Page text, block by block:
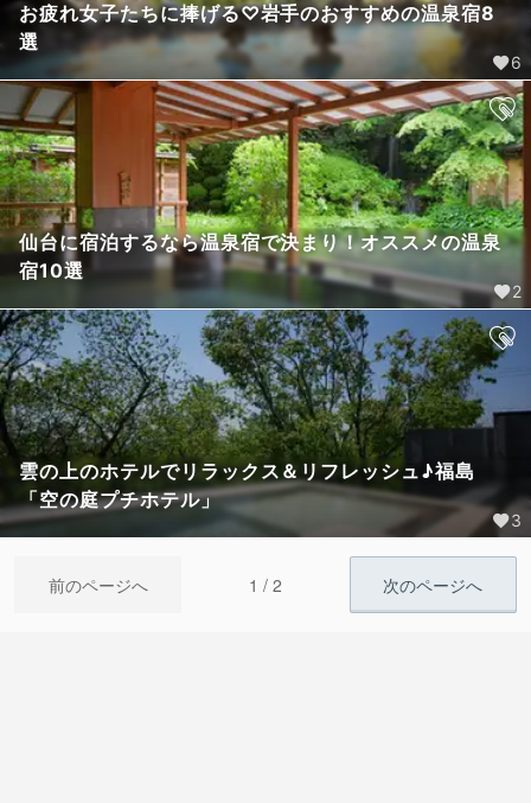
お疲れ女子たちに捧げる♡岩手のおすすめの温泉宿8
選
6
仙台に宿泊するなら温泉宿で決まり！オススメの温泉
宿10選
2
雲の上のホテルでリラックス＆リフレッシュ♪福島
「空の庭プチホテル」
3
前のページへ 1 / 2 次のページへ